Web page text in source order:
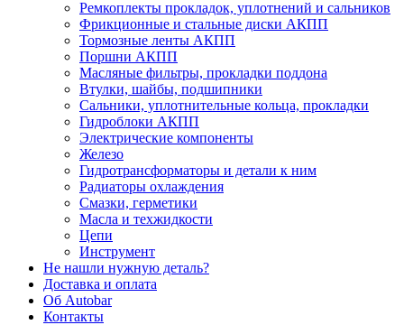
Ремкоплекты прокладок, уплотнений и сальников
Фрикционные и стальные диски АКПП
Тормозные ленты АКПП
Поршни АКПП
Масляные фильтры, прокладки поддона
Втулки, шайбы, подшипники
Сальники, уплотнительные кольца, прокладки
Гидроблоки АКПП
Электрические компоненты
Железо
Гидротрансформаторы и детали к ним
Радиаторы охлаждения
Смазки, герметики
Масла и техжидкости
Цепи
Инструмент
Не нашли нужную деталь?
Доставка и оплата
Об Autobar
Контакты